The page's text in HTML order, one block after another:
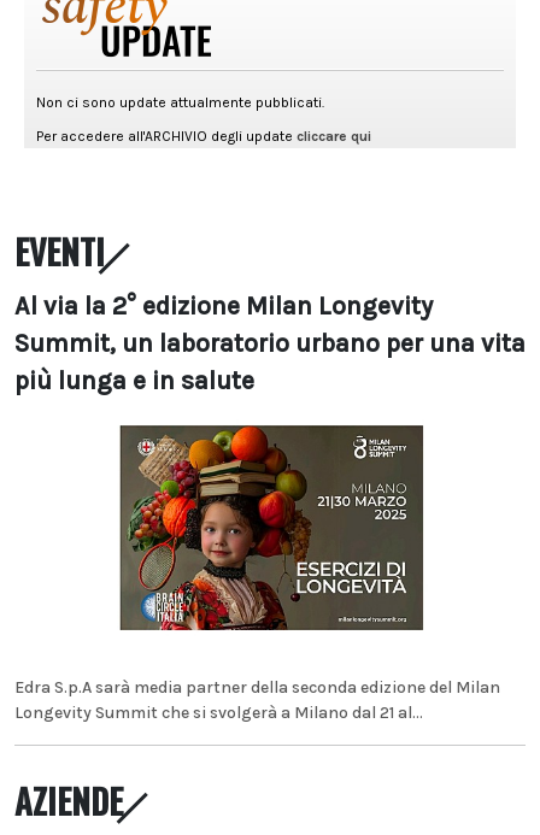
EVENTI
Al via la 2° edizione Milan Longevity
Summit, un laboratorio urbano per una vita
più lunga e in salute
Edra S.p.A sarà media partner della seconda edizione del Milan
Longevity Summit che si svolgerà a Milano dal 21 al...
AZIENDE